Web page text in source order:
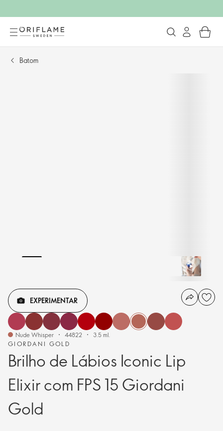
Batom
GIORDANI GOLD
Brilho de Lábios Iconic Lip
Elixir com FPS 15 Giordani
Gold
EXPERIMENTAR
Nude Whisper 44822 3.5 ml.